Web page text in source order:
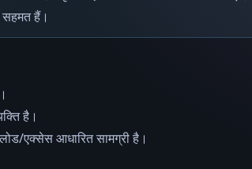
सहमत हैं।
है।
एक्सेस आधारित सामग्री है।